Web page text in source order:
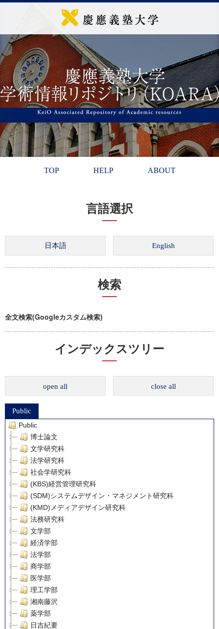
TOP HELP ABOUT
言語選択
検索
全文検索(Googleカスタム検索)
インデックスツリー
open all close all
Public
Public
博士論文
文学研究科
法学研究科
社会学研究科
(KBS)経営管理研究科
(SDM)システムデザイン・マネジメント研究科
(KMD)メディアデザイン研究科
法務研究科
文学部
経済学部
法学部
商学部
医学部
理工学部
湘南藤沢
薬学部
日吉紀要